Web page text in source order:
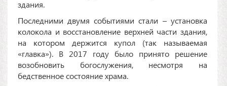
здания.
Последними двумя событиями стали – установка
колокола и восстановление верхней части здания,
на котором держится купол (так называемая
«главка»). В 2017 году было принято решение
возобновить богослужения, несмотря на
бедственное состояние храма.